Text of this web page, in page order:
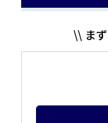
\\ ま